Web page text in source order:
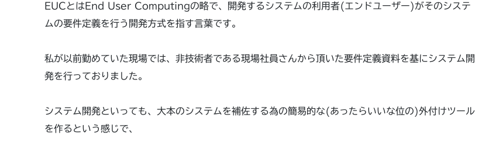
EUCとはEnd User Computingの略で、開発するシステムの利用者(エンドユーザー)がそのシステ
ムの要件定義を行う開発方式を指す言葉です。
私が以前勤めていた現場では、非技術者である現場社員さんから頂いた要件定義資料を基にシステム開
発を行っておりました。
システム開発といっても、大本のシステムを補佐する為の簡易的な(あったらいいな位の)外付けツール
を作るという感じで、